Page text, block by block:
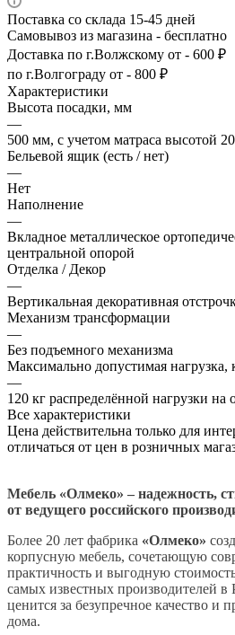
Поставка со склада 15-45 дней
Самовывоз из магазина - бесплатно
Доставка по г.Волжскому от - 600 ₽
по г.Волгограду от - 800 ₽
Характеристики
Высота посадки, мм
—
500 мм, с учетом матраса высотой
Бельевой ящик (есть / нет)
—
Нет
Наполнение
—
Вкладное металлическое
центральной опорой
Отделка / Декор
—
Вертикальная декоративная
Механизм трансформации
—
Без подъемного механизма
Максимально допустимая нагрузка,
—
120 кг распределённой нагрузки на
Все характеристики
Цена действительна только для
отличаться от цен в розничных
Мебель «Олмеко» – надежность,
от ведущего российского
Более 20 лет фабрика «Олмеко»
корпусную мебель, сочетающую
практичность и выгодную
самых известных производителей в
ценится за безупречное качество и
дома.